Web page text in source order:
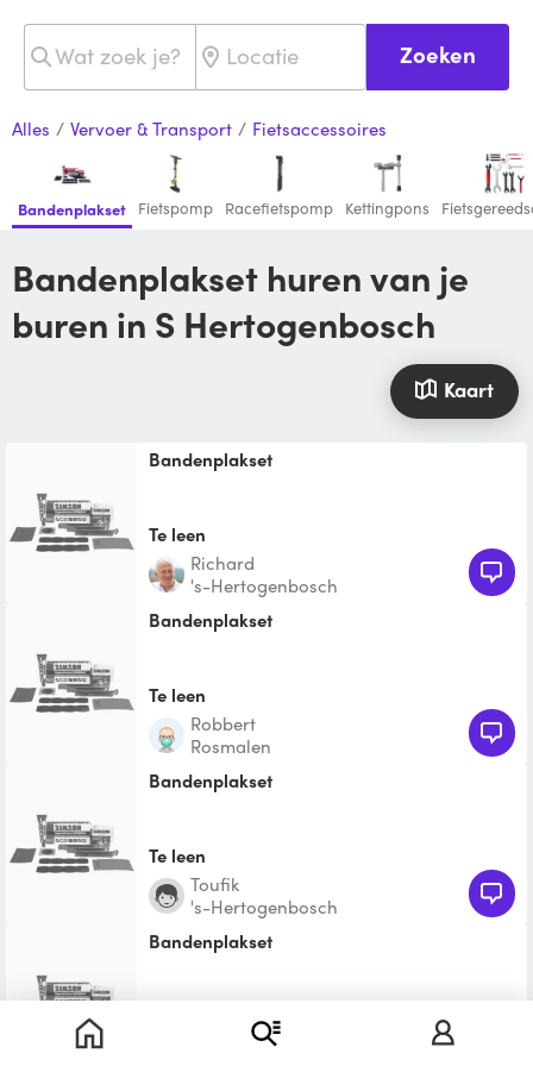
Zoeken
Alles / Vervoer & Transport / Fietsaccessoires
Bandenplakset Fietspomp Racefietspomp Kettingpons
Bandenplakset huren van je
buren in S Hertogenbosch
Kaart
Bandenplakset
Te leen
richard
's-Hertogenbosch
bandenplakset
Te leen
Robbert
Rosmalen
Bandenplakset
Te leen
Toufik
's-Hertogenbosch
bandenplakset